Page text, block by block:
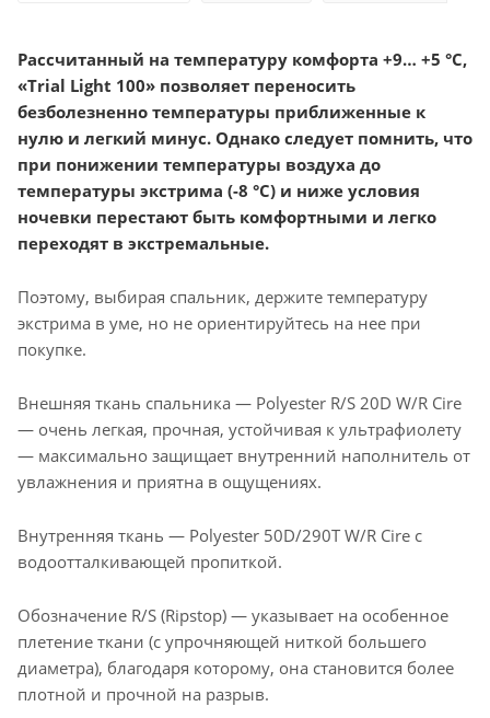
Рассчитанный на температуру комфорта +9… +5 °С,
«Trial Light 100» позволяет переносить
безболезненно температуры приближенные к
нулю и легкий минус. Однако следует помнить, что
при понижении температуры воздуха до
температуры экстрима (-8 °С) и ниже условия
ночевки перестают быть комфортными и легко
переходят в экстремальные.
Поэтому, выбирая спальник, держите температуру
экстрима в уме, но не ориентируйтесь на нее при
покупке.
Внешняя ткань спальника — Polyester R/S 20D W/R Cire
— очень легкая, прочная, устойчивая к ультрафиолету
— максимально защищает внутренний наполнитель от
увлажнения и приятна в ощущениях.
Внутренняя ткань — Polyester 50D/290T W/R Cire с
водоотталкивающей пропиткой.
Обозначение R/S (Ripstop) — указывает на особенное
плетение ткани (с упрочняющей ниткой большего
диаметра), благодаря которому, она становится более
плотной и прочной на разрыв.